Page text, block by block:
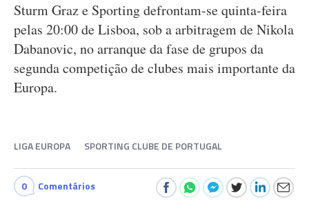
Sturm Graz e Sporting defrontam-se quinta-feira
pelas 20:00 de Lisboa, sob a arbitragem de Nikola
Dabanovic, no arranque da fase de grupos da
segunda competição de clubes mais importante da
Europa.
LIGA EUROPA SPORTING CLUBE DE PORTUGAL
0 Comentários